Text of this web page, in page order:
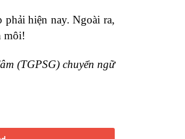
phải hiện nay. Ngoài ra,
môi!
(TGPSG) chuyển ngữ